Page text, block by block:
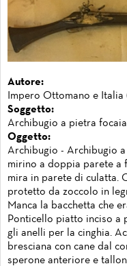
Autore:
Impero Ottomano e Italia
Soggetto:
Archibugio a pietra focaia
Oggetto:
Archibugio - Archibugio a
mirino a doppia parete a
mira in parete di culatta.
protetto da zoccolo in
Manca la bacchetta che
Ponticello piatto inciso a
gli anelli per la cinghia.
bresciana con cane dal
sperone anteriore e